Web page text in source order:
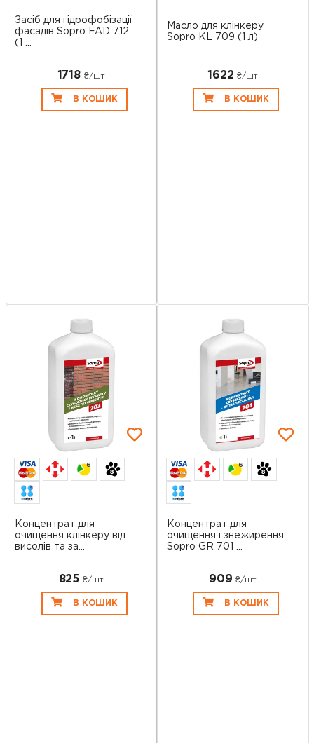
Засіб для гідрофобізації
фасадів Sopro FAD 712
(1 ...
1718 ₴/шт
В КОШИК
Масло для клінкеру
Sopro KL 709 (1 л)
1622 ₴/шт
В КОШИК
6
Концентрат для
очищення клінкеру від
висолів та за...
825 ₴/шт
В КОШИК
6
Концентрат для
очищення і знежирення
Sopro GR 701 ...
909 ₴/шт
В КОШИК